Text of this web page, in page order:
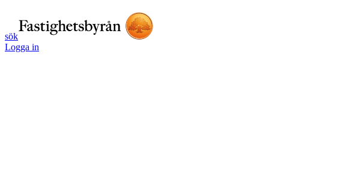
sök
Logga in